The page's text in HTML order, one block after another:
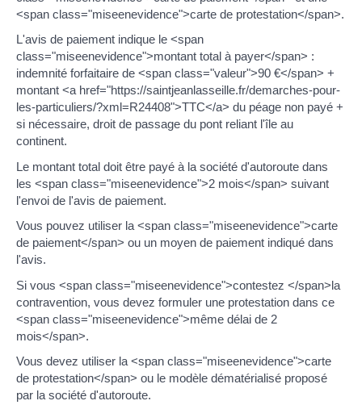
<span class="miseenevidence">carte de protestation</span>.
L'avis de paiement indique le <span
class="miseenevidence">montant total à payer</span> :
indemnité forfaitaire de <span class="valeur">90 €</span> +
montant <a href="https://saintjeanlasseille.fr/demarches-pour-
les-particuliers/?xml=R24408">TTC</a> du péage non payé +
si nécessaire, droit de passage du pont reliant l'île au
continent.
Le montant total doit être payé à la société d'autoroute dans
les <span class="miseenevidence">2 mois</span> suivant
l'envoi de l'avis de paiement.
Vous pouvez utiliser la <span class="miseenevidence">carte
de paiement</span> ou un moyen de paiement indiqué dans
l'avis.
Si vous <span class="miseenevidence">contestez </span>la
contravention, vous devez formuler une protestation dans ce
<span class="miseenevidence">même délai de 2
mois</span>.
Vous devez utiliser la <span class="miseenevidence">carte
de protestation</span> ou le modèle dématérialisé proposé
par la société d'autoroute.